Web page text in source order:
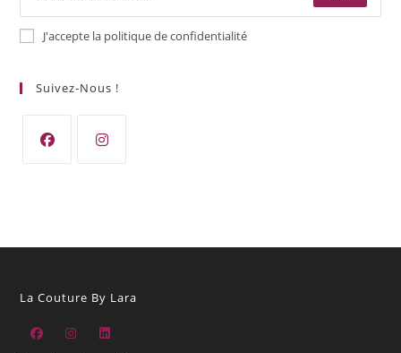
J'accepte la politique de confidentialité
Suivez-Nous !
La Couture By Lara